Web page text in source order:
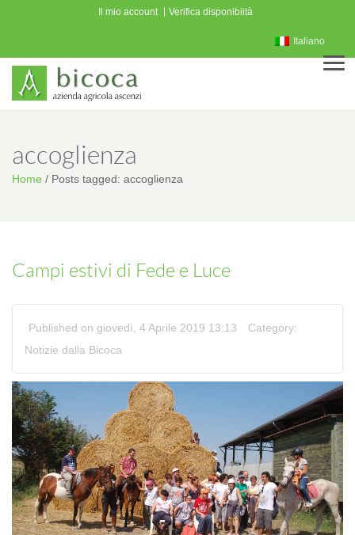
Il mio account Verifica disponibiità
Italiano
accoglienza
Home / Posts tagged: accoglienza
Campi estivi di Fede e Luce
Published on giovedì, 4 Aprile 2019 13:13
Category:
Notizie dalla Bicoca